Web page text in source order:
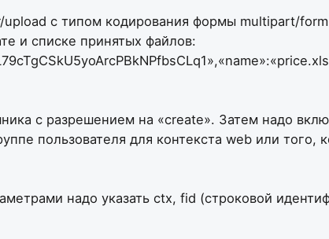
с типом кодирования формы multipart/
и списке принятых файлов:
с разрешением на «create». Затем надо
пользователя для контекста web или того,
надо указать ctx, fid (строковой